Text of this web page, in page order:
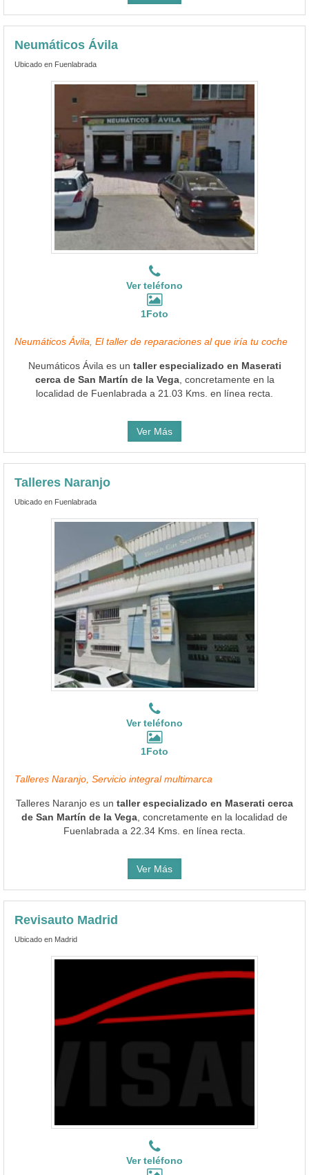
Neumáticos Ávila
Ubicado en Fuenlabrada
Ver teléfono
1Foto
Neumáticos Ávila, El taller de reparaciones al que iría tu coche
Neumáticos Ávila es un taller especializado en Maserati
cerca de San Martín de la Vega, concretamente en la
localidad de Fuenlabrada a 21.03 Kms. en línea recta.
Ver Más
Talleres Naranjo
Ubicado en Fuenlabrada
Ver teléfono
1Foto
Talleres Naranjo, Servicio integral multimarca
Talleres Naranjo es un taller especializado en Maserati cerca
de San Martín de la Vega , concretamente en la localidad de
Fuenlabrada a 22.34 Kms. en línea recta.
Ver Más
Revisauto Madrid
Ubicado en Madrid
Ver teléfono